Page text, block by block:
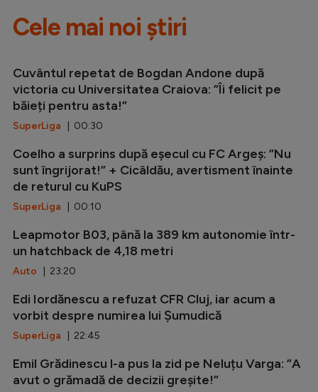
Cele mai noi știri
Cuvântul repetat de Bogdan Andone după
victoria cu Universitatea Craiova: ”Îi felicit pe
băieți pentru asta!”
SuperLiga | 00:30
Coelho a surprins după eșecul cu FC Argeș: ”Nu
sunt îngrijorat!” + Cicâldău, avertisment înainte
de returul cu KuPS
SuperLiga | 00:10
Leapmotor B03, până la 389 km autonomie într-
un hatchback de 4,18 metri
Auto | 23:20
Edi Iordănescu a refuzat CFR Cluj, iar acum a
vorbit despre numirea lui Șumudică
SuperLiga | 22:45
Emil Grădinescu l-a pus la zid pe Neluțu Varga: ”A
avut o grămadă de decizii greșite!”